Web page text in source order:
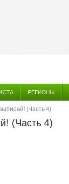
РЕГИОНЫ
(Часть 4)
(Часть 4)